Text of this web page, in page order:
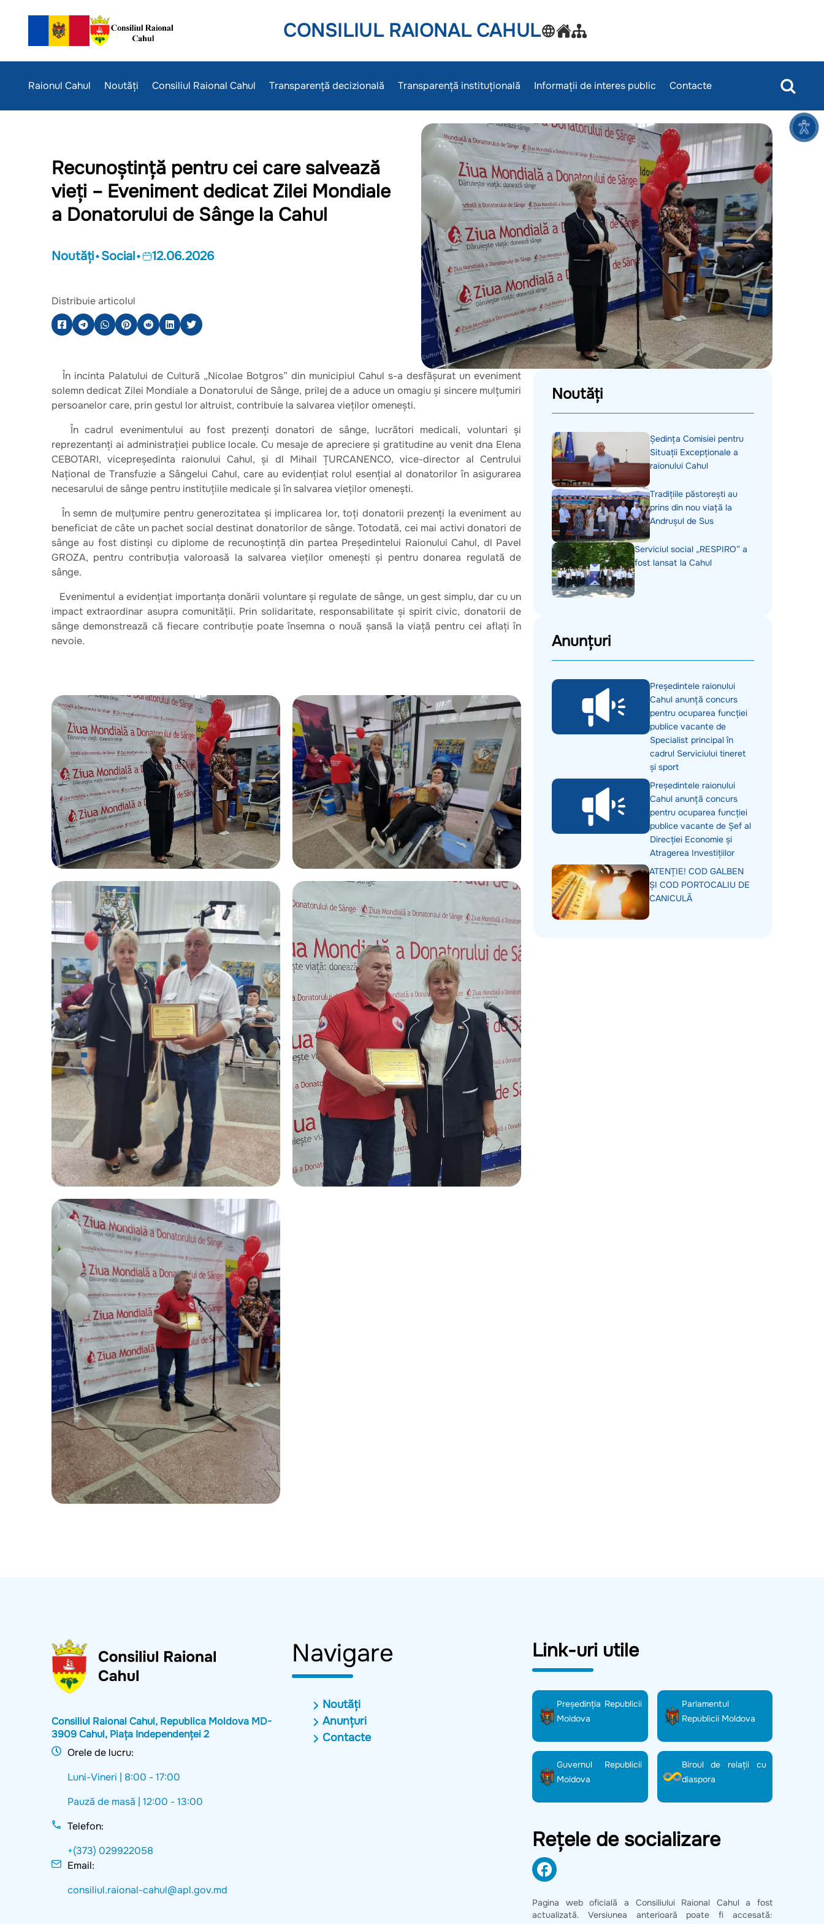
CONSILIUL RAIONAL CAHUL
Raionul Cahul Noutăți Consiliul Raional Cahul Transparență decizională Transparență instituțională Informații de interes public Contacte
Recunoștință pentru cei care salvează
vieți – Eveniment dedicat Zilei Mondiale
a Donatorului de Sânge la Cahul
Noutăți Social 12.06.2026
Distribuie articolul
În incinta Palatului de Cultură „Nicolae Botgros” din municipiul Cahul s-a desfășurat un eveniment
solemn dedicat Zilei Mondiale a Donatorului de Sânge, prilej de a aduce un omagiu și sincere mulțumiri
persoanelor care, prin gestul lor altruist, contribuie la salvarea vieților omenești.
În cadrul evenimentului au fost prezenți donatori de sânge, lucrători medicali, voluntari și
reprezentanți ai administrației publice locale. Cu mesaje de apreciere și gratitudine au venit dna Elena
CEBOTARI, vicepreședinta raionului Cahul, și dl Mihail ȚURCANENCO, vice-director al Centrului
Național de Transfuzie a Sângelui Cahul, care au evidențiat rolul esențial al donatorilor în asigurarea
necesarului de sânge pentru instituțiile medicale și în salvarea vieților omenești.
În semn de mulțumire pentru generozitatea și implicarea lor, toți donatorii prezenți la eveniment au
beneficiat de câte un pachet social destinat donatorilor de sânge. Totodată, cei mai activi donatori de
sânge au fost distinși cu diplome de recunoștință din partea Președintelui Raionului Cahul, dl Pavel
GROZA, pentru contribuția valoroasă la salvarea vieților omenești și pentru donarea regulată de
sânge.
Evenimentul a evidențiat importanța donării voluntare și regulate de sânge, un gest simplu, dar cu un
impact extraordinar asupra comunității. Prin solidaritate, responsabilitate și spirit civic, donatorii de
sânge demonstrează că fiecare contribuție poate însemna o nouă șansă la viață pentru cei aflați în
nevoie.
Noutăți
Ședința Comisiei pentru
Situații Excepționale a
raionului Cahul
Tradițiile păstorești au
prins din nou viață la
Andrușul de Sus
Serviciul social „RESPIRO” a
fost lansat la Cahul
Anunțuri
Președintele raionului
Cahul anunță concurs
pentru ocuparea funcției
publice vacante de
Specialist principal în
cadrul Serviciului tineret
și sport
Președintele raionului
Cahul anunță concurs
pentru ocuparea funcției
publice vacante de Șef al
Direcției Economie și
Atragerea Investițiilor
ATENȚIE! COD GALBEN
ȘI COD PORTOCALIU DE
CANICULĂ
Consiliul Raional Cahul, Republica Moldova MD-
3909 Cahul, Piața Independenței 2
Orele de lucru:
Luni-Vineri | 8:00 - 17:00
Pauză de masă | 12:00 - 13:00
Telefon:
+(373) 029922058
Email:
consiliul.raional-cahul@apl.gov.md
Navigare
Noutăți
Anunțuri
Contacte
Link-uri utile
Preşedinţia Republicii
Moldova
Parlamentul
Republicii Moldova
Guvernul Republicii
Moldova
Biroul de relații cu
diaspora
Rețele de socializare
Pagina web oficială a Consiliului Raional Cahul a fost
actualizată. Versiunea anterioară poate fi accesată: